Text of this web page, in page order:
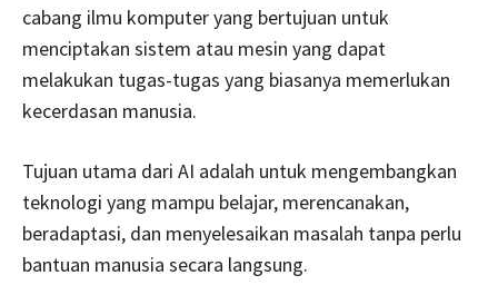
cabang ilmu komputer yang bertujuan untuk
menciptakan sistem atau mesin yang dapat
melakukan tugas-tugas yang biasanya memerlukan
kecerdasan manusia.
Tujuan utama dari AI adalah untuk mengembangkan
teknologi yang mampu belajar, merencanakan,
beradaptasi, dan menyelesaikan masalah tanpa perlu
bantuan manusia secara langsung.